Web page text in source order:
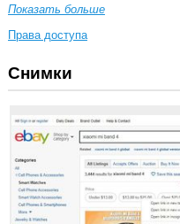
Показать больше
Права доступа
У
этого
есть
доступ
вашим
данным
на
некоторых
сайтах.
Снимки